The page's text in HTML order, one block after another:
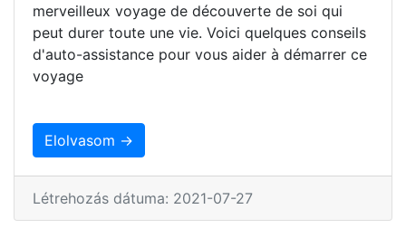
merveilleux voyage de découverte de soi qui
peut durer toute une vie. Voici quelques conseils
d'auto-assistance pour vous aider à démarrer ce
voyage
Elolvasom →
Létrehozás dátuma: 2021-07-27